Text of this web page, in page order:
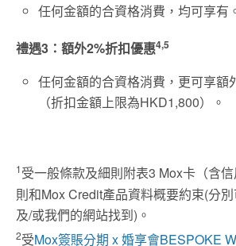
任何金額的合資格消費，均可享有
禮遇3：額外2%折扣優惠4,5
任何金額的合資格消費，更可享額
（折扣金額上限為HKD1,800）。
1受一般條款及細則附表3 Mox卡（含
則和Mox Credit產品資料概要約束(分
及/或我們的網站找到)。
2受Mox簽賬分期 x 婚享會BESPOKE